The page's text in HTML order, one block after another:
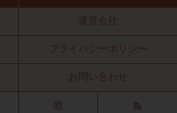
運営会社
プライバシーポリシー
お問い合わせ